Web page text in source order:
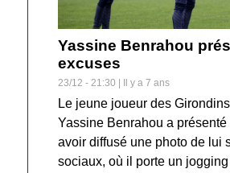
Yassine Benrahou
excuses
23/12 - 21:30 | Il y a 7 ans
Le jeune joueur des
Yassine Benrahou a
avoir diffusé une photo de lui
sociaux, où il porte un